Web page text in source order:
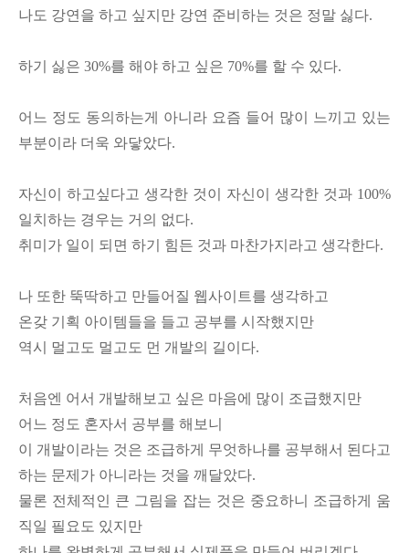
나도 강연을 하고 싶지만 강연 준비하는 것은 정말 싫다.
하기 싫은 30%를 해야 하고 싶은 70%를 할 수 있다.
어느 정도 동의하는게 아니라 요즘 들어 많이 느끼고 있는
부분이라 더욱 와닿았다.
자신이 하고싶다고 생각한 것이 자신이 생각한 것과 100%
일치하는 경우는 거의 없다.
취미가 일이 되면 하기 힘든 것과 마찬가지라고 생각한다.
나 또한 뚝딱하고 만들어질 웹사이트를 생각하고
온갖 기획 아이템들을 들고 공부를 시작했지만
역시 멀고도 멀고도 먼 개발의 길이다.
처음엔 어서 개발해보고 싶은 마음에 많이 조급했지만
어느 정도 혼자서 공부를 해보니
이 개발이라는 것은 조급하게 무엇하나를 공부해서 된다고
하는 문제가 아니라는 것을 깨달았다.
물론 전체적인 큰 그림을 잡는 것은 중요하니 조급하게 움
직일 필요도 있지만